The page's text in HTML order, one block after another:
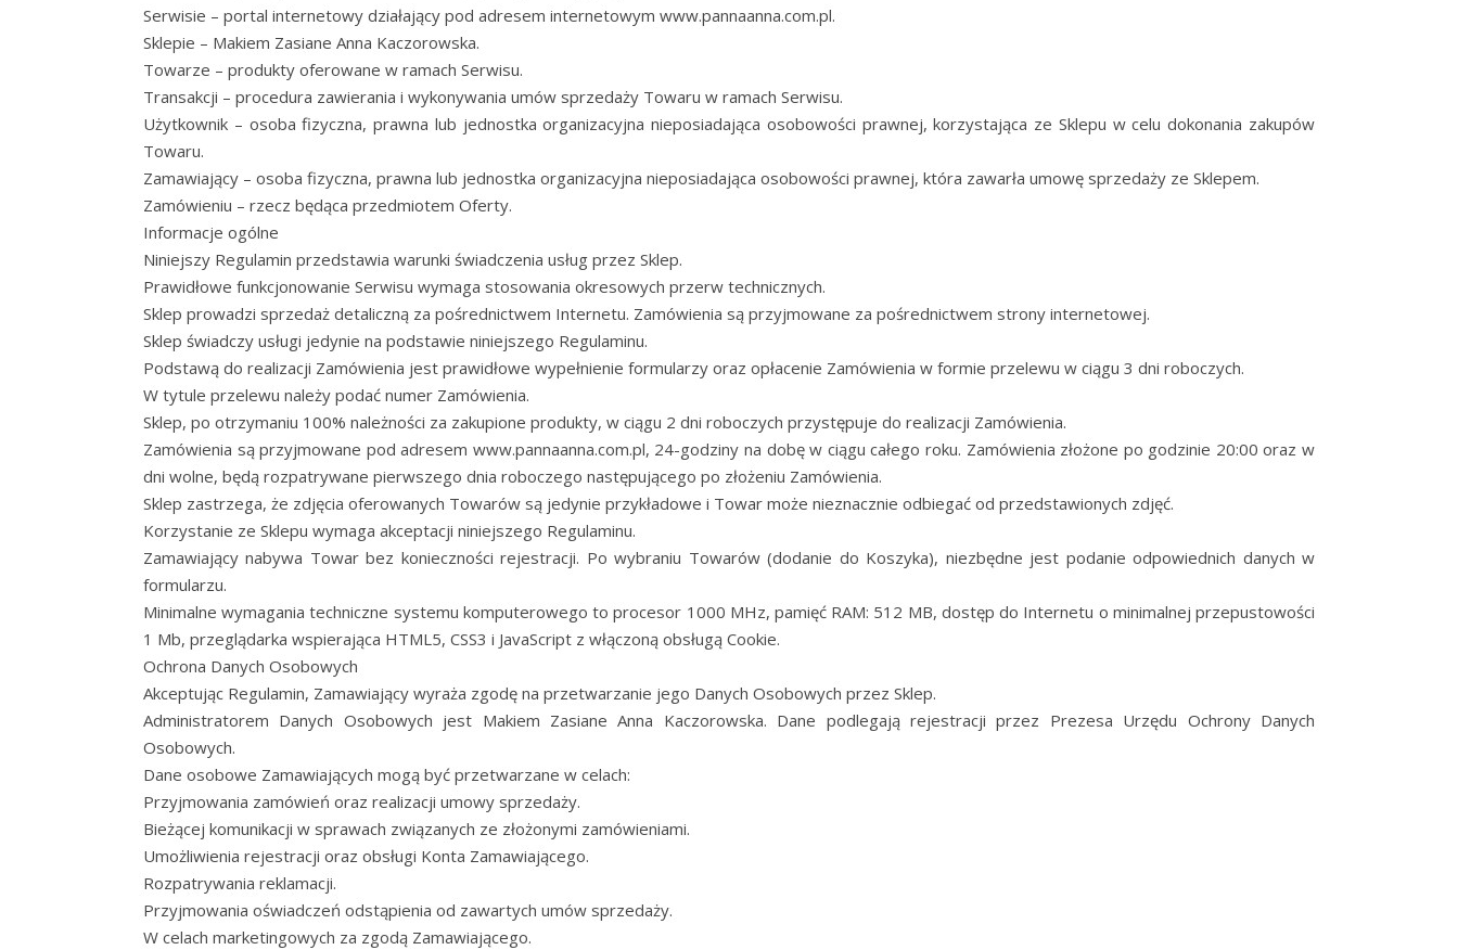
Serwisie – portal internetowy działający pod adresem internetowym www.pannaanna.com.pl.
Sklepie – Makiem Zasiane Anna Kaczorowska.
Towarze – produkty oferowane w ramach Serwisu.
Transakcji – procedura zawierania i wykonywania umów sprzedaży Towaru w ramach Serwisu.
Użytkownik – osoba fizyczna, prawna lub jednostka organizacyjna nieposiadająca osobowości prawnej, korzystająca ze Sklepu w celu dokonania zakupów
Towaru.
Zamawiający – osoba fizyczna, prawna lub jednostka organizacyjna nieposiadająca osobowości prawnej, która zawarła umowę sprzedaży ze Sklepem.
Zamówieniu – rzecz będąca przedmiotem Oferty.
Informacje ogólne
Niniejszy Regulamin przedstawia warunki świadczenia usług przez Sklep.
Prawidłowe funkcjonowanie Serwisu wymaga stosowania okresowych przerw technicznych.
Sklep prowadzi sprzedaż detaliczną za pośrednictwem Internetu. Zamówienia są przyjmowane za pośrednictwem strony internetowej.
Sklep świadczy usługi jedynie na podstawie niniejszego Regulaminu.
Podstawą do realizacji Zamówienia jest prawidłowe wypełnienie formularzy oraz opłacenie Zamówienia w formie przelewu w ciągu 3 dni roboczych.
W tytule przelewu należy podać numer Zamówienia.
Sklep, po otrzymaniu 100% należności za zakupione produkty, w ciągu 2 dni roboczych przystępuje do realizacji Zamówienia.
Zamówienia są przyjmowane pod adresem www.pannaanna.com.pl, 24-godziny na dobę w ciągu całego roku. Zamówienia złożone po godzinie 20:00 oraz w
dni wolne, będą rozpatrywane pierwszego dnia roboczego następującego po złożeniu Zamówienia.
Sklep zastrzega, że zdjęcia oferowanych Towarów są jedynie przykładowe i Towar może nieznacznie odbiegać od przedstawionych zdjęć.
Korzystanie ze Sklepu wymaga akceptacji niniejszego Regulaminu.
Zamawiający nabywa Towar bez konieczności rejestracji. Po wybraniu Towarów (dodanie do Koszyka), niezbędne jest podanie odpowiednich danych w
formularzu.
Minimalne wymagania techniczne systemu komputerowego to procesor 1000 MHz, pamięć RAM: 512 MB, dostęp do Internetu o minimalnej przepustowości
1 Mb, przeglądarka wspierająca HTML5, CSS3 i JavaScript z włączoną obsługą Cookie.
Ochrona Danych Osobowych
Akceptując Regulamin, Zamawiający wyraża zgodę na przetwarzanie jego Danych Osobowych przez Sklep.
Administratorem Danych Osobowych jest Makiem Zasiane Anna Kaczorowska. Dane podlegają rejestracji przez Prezesa Urzędu Ochrony Danych
Osobowych.
Dane osobowe Zamawiających mogą być przetwarzane w celach:
Przyjmowania zamówień oraz realizacji umowy sprzedaży.
Bieżącej komunikacji w sprawach związanych ze złożonymi zamówieniami.
Umożliwienia rejestracji oraz obsługi Konta Zamawiającego.
Rozpatrywania reklamacji.
Przyjmowania oświadczeń odstąpienia od zawartych umów sprzedaży.
W celach marketingowych za zgodą Zamawiającego.